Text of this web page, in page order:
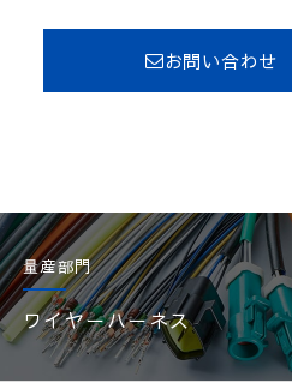
お問い合わせ
量産部門
ワイヤーハーネス